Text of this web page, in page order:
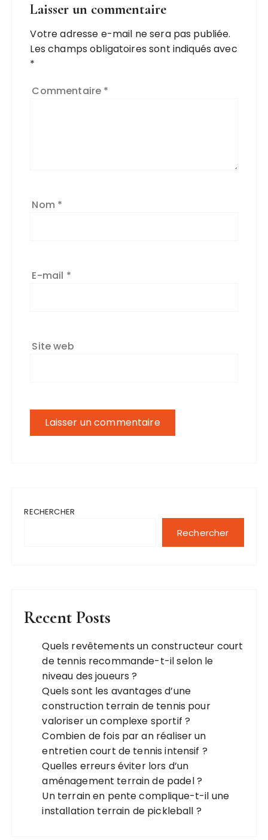
Laisser un commentaire
Votre adresse e-mail ne sera pas publiée.
Les champs obligatoires sont indiqués avec
*
Commentaire *
Nom *
E-mail *
Site web
RECHERCHER
Rechercher
Recent Posts
Quels revêtements un constructeur court
de tennis recommande-t-il selon le
niveau des joueurs ?
Quels sont les avantages d’une
construction terrain de tennis pour
valoriser un complexe sportif ?
Combien de fois par an réaliser un
entretien court de tennis intensif ?
Quelles erreurs éviter lors d’un
aménagement terrain de padel ?
Un terrain en pente complique-t-il une
installation terrain de pickleball ?